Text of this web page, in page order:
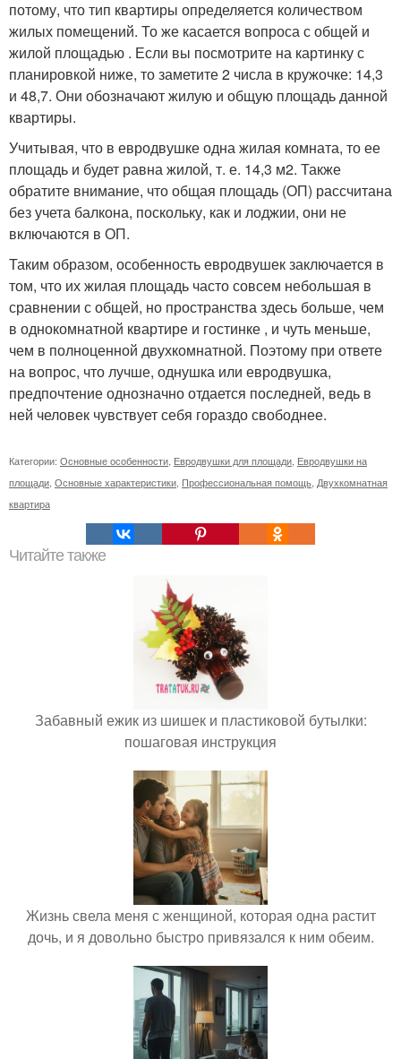
потому, что тип квартиры определяется количеством
жилых помещений. То же касается вопроса с общей и
жилой площадью . Если вы посмотрите на картинку с
планировкой ниже, то заметите 2 числа в кружочке: 14,3
и 48,7. Они обозначают жилую и общую площадь данной
квартиры.
Учитывая, что в евродвушке одна жилая комната, то ее
площадь и будет равна жилой, т. е. 14,3 м2. Также
обратите внимание, что общая площадь (ОП) рассчитана
без учета балкона, поскольку, как и лоджии, они не
включаются в ОП.
Таким образом, особенность евродвушек заключается в
том, что их жилая площадь часто совсем небольшая в
сравнении с общей, но пространства здесь больше, чем
в однокомнатной квартире и гостинке , и чуть меньше,
чем в полноценной двухкомнатной. Поэтому при ответе
на вопрос, что лучше, однушка или евродвушка,
предпочтение однозначно отдается последней, ведь в
ней человек чувствует себя гораздо свободнее.
Категории: Основные особенности, Евродвушки для площади, Евродвушки на
площади, Основные характеристики, Профессиональная помощь, Двухкомнатная
квартира
Читайте также
Забавный ежик из шишек и пластиковой бутылки:
пошаговая инструкция
Жизнь свела меня с женщиной, которая одна растит
дочь, и я довольно быстро привязался к ним обеим.